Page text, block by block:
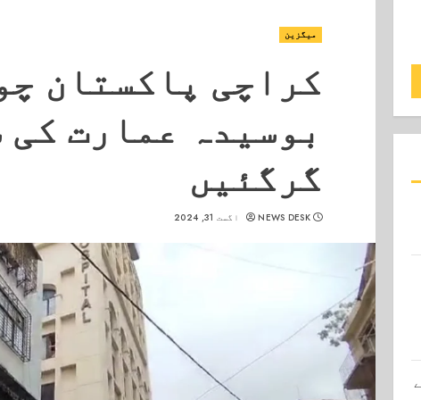
میگزین
کراچی پاکستان
بوسیدہ عمارت
گرگئیں
NEWS DESK اگست 31, 2024